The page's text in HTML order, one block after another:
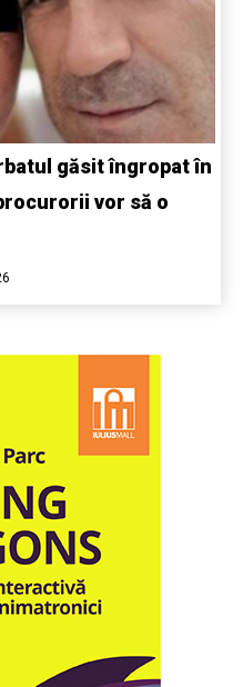
găsit îngropat în
vor să o